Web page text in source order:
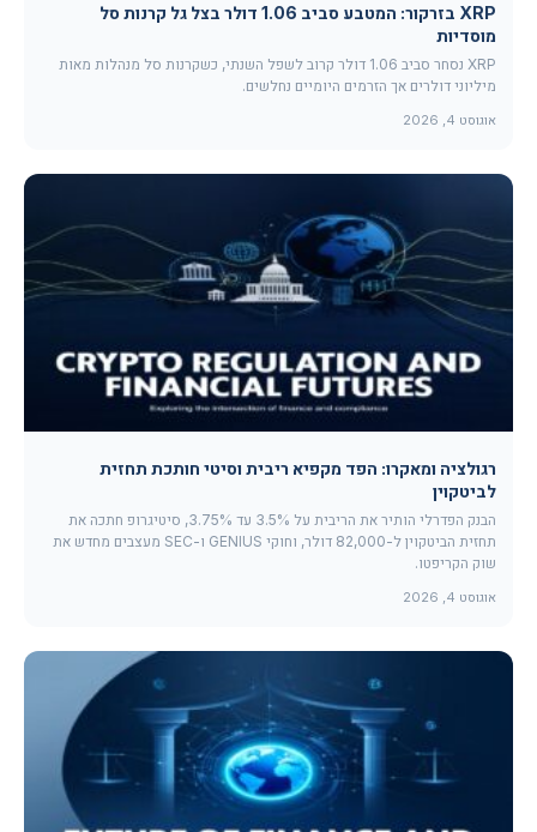
XRP בזרקור: המטבע סביב 1.06 דולר בצל גל קרנות סל
מוסדיות
XRP נסחר סביב 1.06 דולר קרוב לשפל השנתי, כשקרנות סל מנהלות מאות
מיליוני דולרים אך הזרמים היומיים נחלשים.
אוגוסט 4, 2026
רגולציה ומאקרו: הפד מקפיא ריבית וסיטי חותכת תחזית
לביטקוין
הבנק הפדרלי הותיר את הריבית על 3.5% עד 3.75%, סיטיגרופ חתכה את
תחזית הביטקוין ל-82,000 דולר, וחוקי GENIUS ו-SEC מעצבים מחדש את
שוק הקריפטו.
אוגוסט 4, 2026